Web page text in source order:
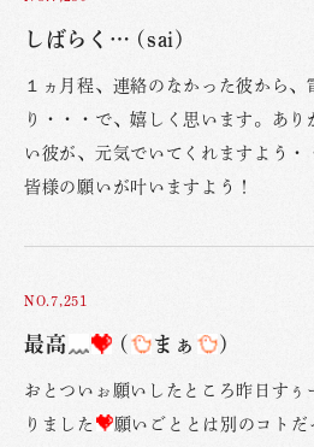
しばらく… (sai)
１ヵ月程、連絡のなかった彼から
り・・・で、嬉しく思います。あり
い彼が、元気でいてくれますよう・
皆様の願いが叶いますよう！
NO.7,251
最高 ( まぁ )
おとついぉ願いしたところ昨日すぅ
りました
願いごととは別のコト